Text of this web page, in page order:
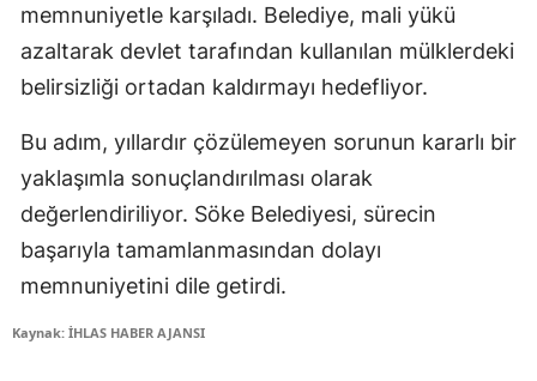
memnuniyetle karşıladı. Belediye, mali yükü
azaltarak devlet tarafından kullanılan mülklerdeki
belirsizliği ortadan kaldırmayı hedefliyor.
Bu adım, yıllardır çözülemeyen sorunun kararlı bir
yaklaşımla sonuçlandırılması olarak
değerlendiriliyor. Söke Belediyesi, sürecin
başarıyla tamamlanmasından dolayı
memnuniyetini dile getirdi.
Kaynak: İHLAS HABER AJANSI